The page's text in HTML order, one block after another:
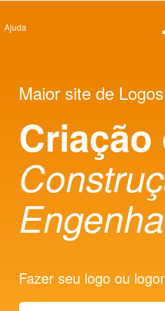
Ajuda
Maior site de
Criação
Fazer seu logo ou